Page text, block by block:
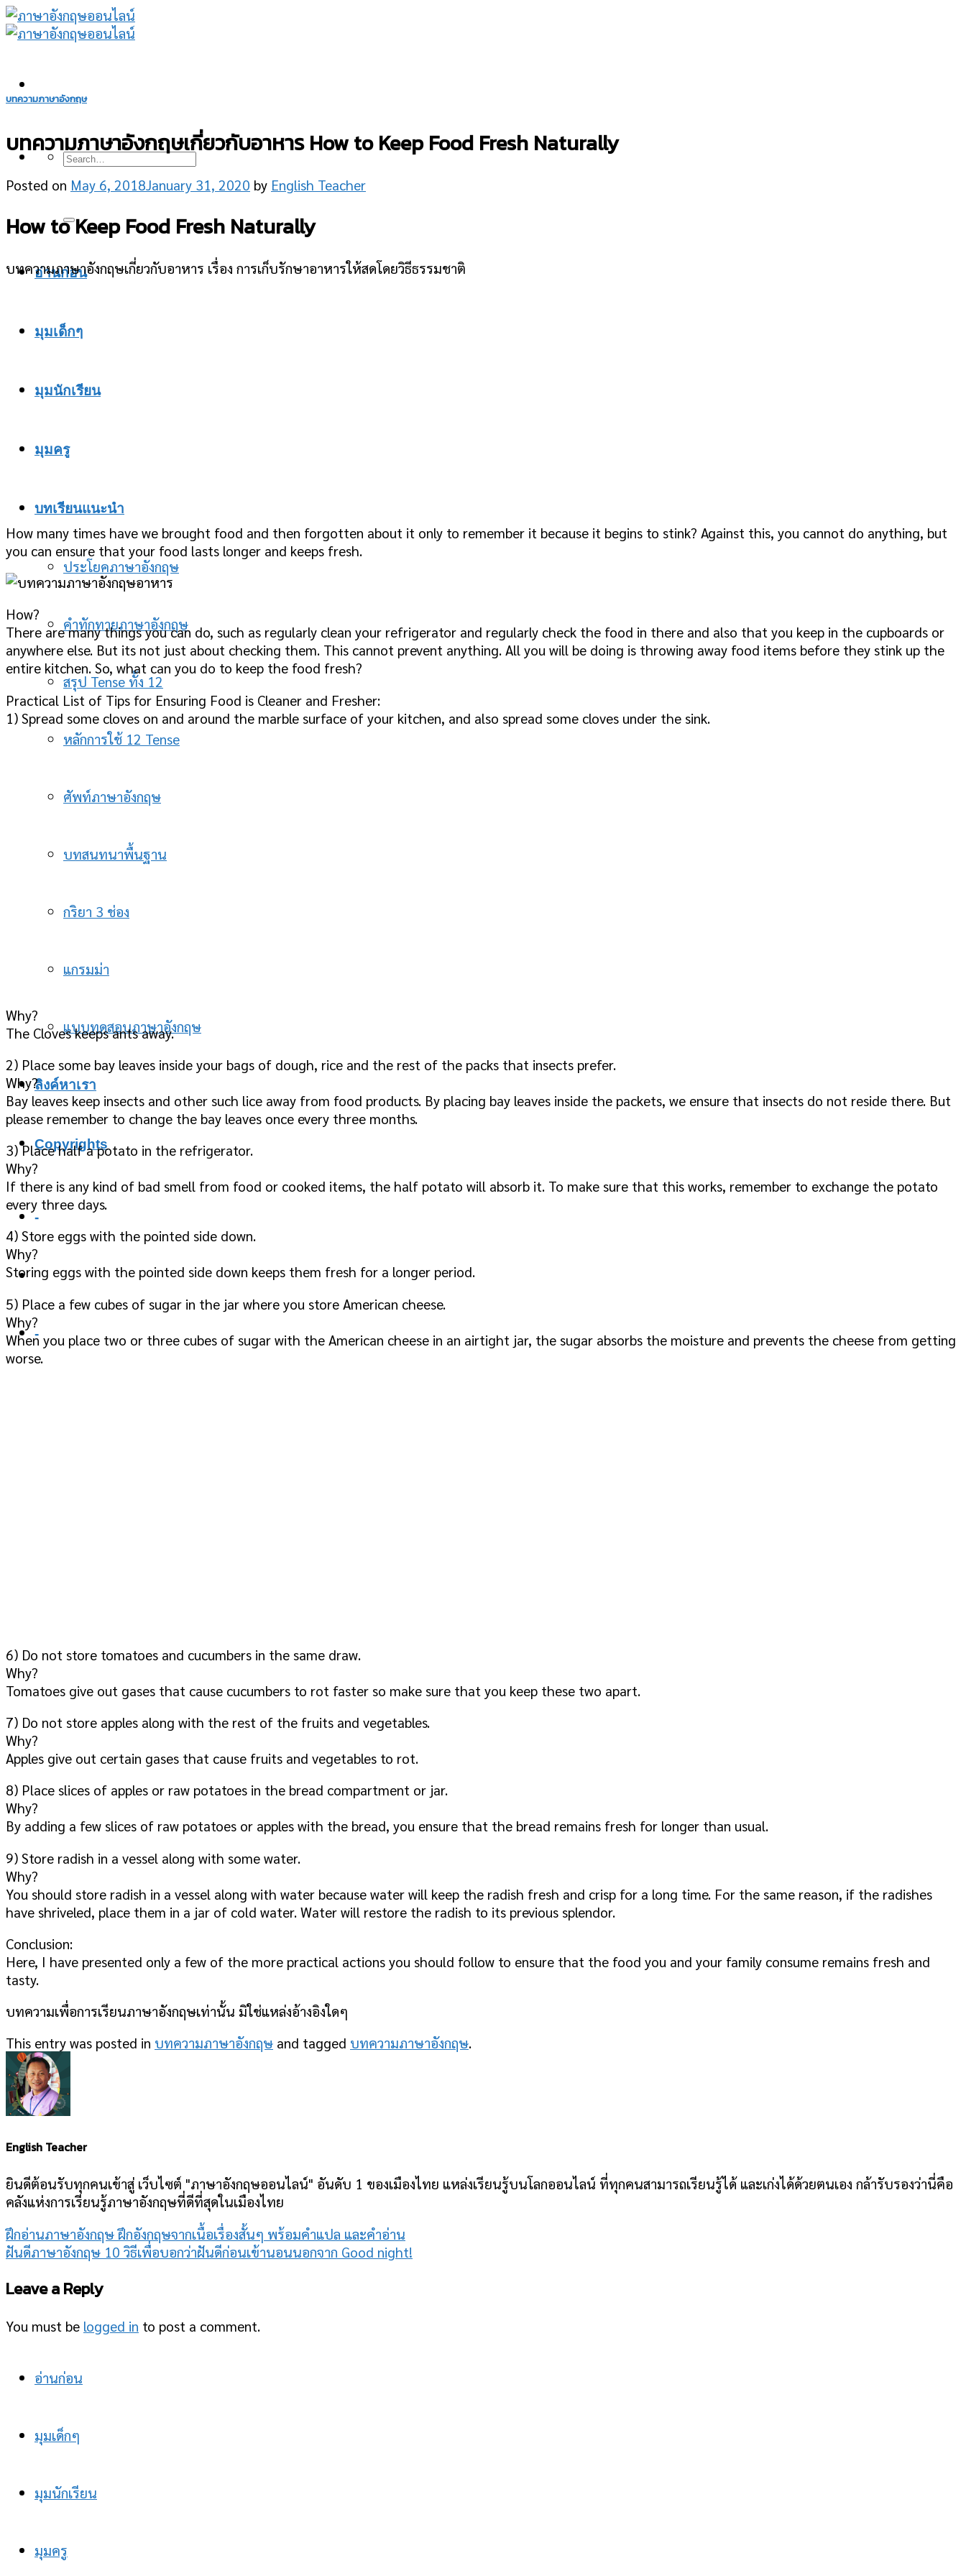
Skip
to
อ่านก่อน
มุมเด็กๆ
มุมนักเรียน
มุมครู
บทเรียนแนะนำ
ประโยคภาษาอังกฤษ
คำทักทายภาษาอังกฤษ
สรุป Tense ทั้ง 12
หลักการใช้ 12 Tense
ศัพท์ภาษาอังกฤษ
บทสนทนาพื้นฐาน
กริยา 3 ช่อง
แกรมม่า
แบบทดสอบภาษาอังกฤษ
ลิงค์หาเรา
Copyrights
-
-
บทความภาษาอังกฤษ
บทความภาษาอังกฤษเกี่ยวกับอาหาร How to Keep Food Fresh Naturally
Posted on May 6, 2018 January 31, 2020 by English Teacher
How to Keep Food Fresh Naturally
บทความภาษาอังกฤษเกี่ยวกับอาหาร เรื่อง การเก็บรักษาอาหารให้สดโดยวิธีธรรมชาติ
How many times have we brought food and then forgotten about it only to remember it because it begins to stink? Against this, you cannot do anything, but
you can ensure that your food lasts longer and keeps fresh.
How?
There are many things you can do, such as regularly clean your refrigerator and regularly check the food in there and also that you keep in the cupboards or
anywhere else. But its not just about checking them. This cannot prevent anything. All you will be doing is throwing away food items before they stink up the
entire kitchen. So, what can you do to keep the food fresh?
Practical List of Tips for Ensuring Food is Cleaner and Fresher:
1) Spread some cloves on and around the marble surface of your kitchen, and also spread some cloves under the sink.
Why?
The Cloves keeps ants away.
2) Place some bay leaves inside your bags of dough, rice and the rest of the packs that insects prefer.
Why?
Bay leaves keep insects and other such lice away from food products. By placing bay leaves inside the packets, we ensure that insects do not reside there. But
please remember to change the bay leaves once every three months.
3) Place half a potato in the refrigerator.
Why?
If there is any kind of bad smell from food or cooked items, the half potato will absorb it. To make sure that this works, remember to exchange the potato
every three days.
4) Store eggs with the pointed side down.
Why?
Storing eggs with the pointed side down keeps them fresh for a longer period.
5) Place a few cubes of sugar in the jar where you store American cheese.
Why?
When you place two or three cubes of sugar with the American cheese in an airtight jar, the sugar absorbs the moisture and prevents the cheese from getting
worse.
6) Do not store tomatoes and cucumbers in the same draw.
Why?
Tomatoes give out gases that cause cucumbers to rot faster so make sure that you keep these two apart.
7) Do not store apples along with the rest of the fruits and vegetables.
Why?
Apples give out certain gases that cause fruits and vegetables to rot.
8) Place slices of apples or raw potatoes in the bread compartment or jar.
Why?
By adding a few slices of raw potatoes or apples with the bread, you ensure that the bread remains fresh for longer than usual.
9) Store radish in a vessel along with some water.
Why?
You should store radish in a vessel along with water because water will keep the radish fresh and crisp for a long time. For the same reason, if the radishes
have shriveled, place them in a jar of cold water. Water will restore the radish to its previous splendor.
Conclusion:
Here, I have presented only a few of the more practical actions you should follow to ensure that the food you and your family consume remains fresh and
tasty.
บทความเพื่อการเรียนภาษาอังกฤษเท่านั้น มิใช่แหล่งอ้างอิงใดๆ
This entry was posted in บทความภาษาอังกฤษ and tagged บทความภาษาอังกฤษ.
English Teacher
ยินดีต้อนรับทุกคนเข้าสู่ เว็บไซต์ "ภาษาอังกฤษออนไลน์" อันดับ 1 ของเมืองไทย แหล่งเรียนรู้บนโลกออนไลน์ ที่ทุกคนสามารถเรียนรู้ได้ และเก่งได้ด้วยตนเอง กล้ารับรองว่านี่คือ
คลังแห่งการเรียนรู้ภาษาอังกฤษที่ดีที่สุดในเมืองไทย
ฝึกอ่านภาษาอังกฤษ ฝึกอังกฤษจากเนื้อเรื่องสั้นๆ พร้อมคําแปล และคำอ่าน
ฝันดีภาษาอังกฤษ 10 วิธีเพื่อบอกว่าฝันดีก่อนเข้านอนนอกจาก Good night!
Leave a Reply
You must be logged in to post a comment.
อ่านก่อน
มุมเด็กๆ
มุมนักเรียน
มุมครู